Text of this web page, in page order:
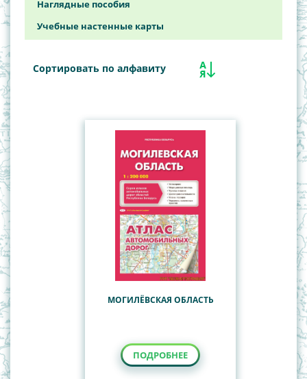
Общегеографические, обзорно-
топографические карты
Беларусь
Туристские карты
Наглядные пособия
Учебные настенные карты
Сортировать по алфавиту
МОГИЛЁВСКАЯ ОБЛАСТЬ
ПОДРОБНЕЕ